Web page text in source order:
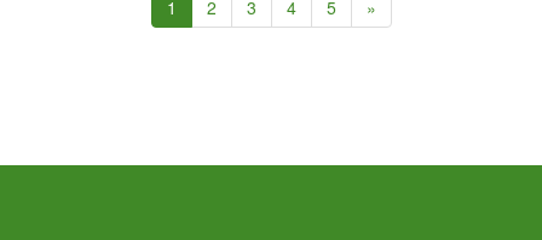
1 (current)
2 3 4 5 »